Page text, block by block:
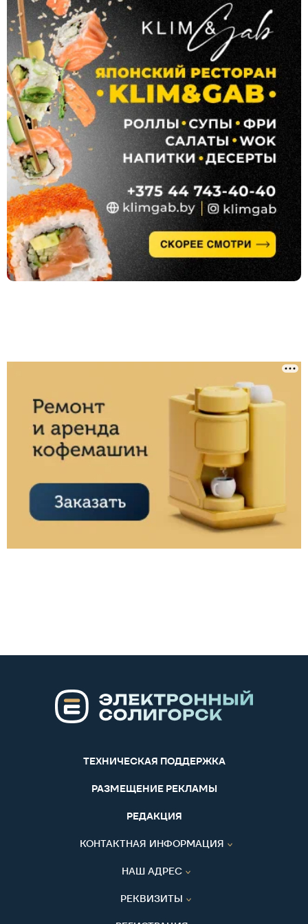
ТЕХНИЧЕСКАЯ ПОДДЕРЖКА
РАЗМЕЩЕНИЕ РЕКЛАМЫ
РЕДАКЦИЯ
КОНТАКТНАЯ ИНФОРМАЦИЯ
НАШ АДРЕС
РЕКВИЗИТЫ